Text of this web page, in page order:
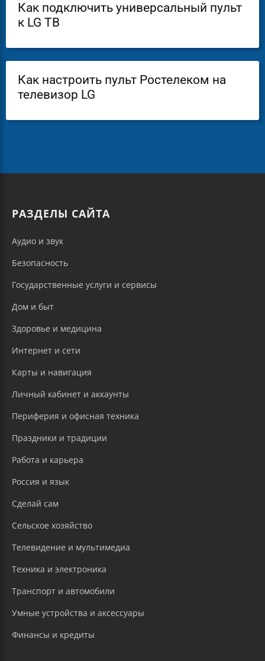
Как подключить универсальный пульт
к LG ТВ
Как настроить пульт Ростелеком на
телевизор LG
РАЗДЕЛЫ САЙТА
Аудио и звук
Безопасность
Государственные услуги и сервисы
Дом и быт
Здоровье и медицина
Интернет и сети
Карты и навигация
Личный кабинет и аккаунты
Периферия и офисная техника
Праздники и традиции
Работа и карьера
Россия и язык
Сделай сам
Сельское хозяйство
Телевидение и мультимедиа
Техника и электроника
Транспорт и автомобили
Умные устройства и аксессуары
Финансы и кредиты